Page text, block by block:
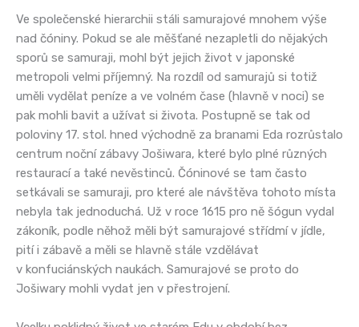
Ve společenské hierarchii stáli samurajové mnohem výše
nad čóniny. Pokud se ale měšťané nezapletli do nějakých
sporů se samuraji, mohl být jejich život v japonské
metropoli velmi příjemný. Na rozdíl od samurajů si totiž
uměli vydělat peníze a ve volném čase (hlavně v noci) se
pak mohli bavit a užívat si života. Postupně se tak od
poloviny 17. stol. hned východně za branami Eda rozrůstalo
centrum noční zábavy Jošiwara, které bylo plné různých
restaurací a také nevěstinců. Čóninové se tam často
setkávali se samuraji, pro které ale návštěva tohoto místa
nebyla tak jednoduchá. Už v roce 1615 pro ně šógun vydal
zákoník, podle něhož měli být samurajové střídmí v jídle,
pití i zábavě a měli se hlavně stále vzdělávat
v konfuciánských naukách. Samurajové se proto do
Jošiwary mohli vydat jen v přestrojení.